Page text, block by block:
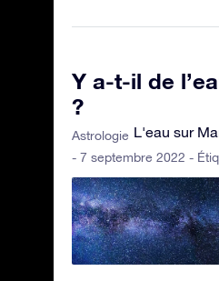
Y a-t-il de
?
Astrologie
- 7 septembre 2022 -
L'eau sur